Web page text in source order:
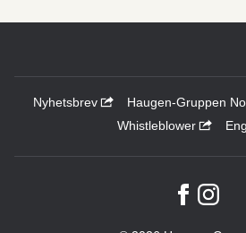
Nyhetsbrev Haugen-Gruppen
Whistleblower